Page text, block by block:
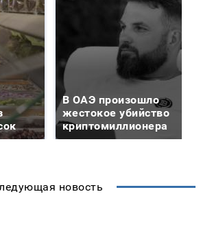
В ОАЭ произошло
жестокое убийство
криптомиллионера
новость